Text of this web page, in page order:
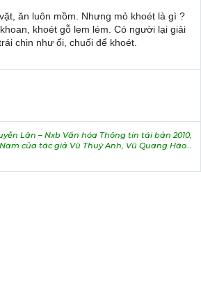
ăn luôn mồm. Nhưng mỏ khoét là gì ?
khoét gỗ lem lém. Có người lại giải
chin như ổi, chuối để khoét.
Lân – Nxb Văn hóa Thông tin tái bản 2010,
của tác giả Vũ Thuý Anh, Vũ Quang Hào…